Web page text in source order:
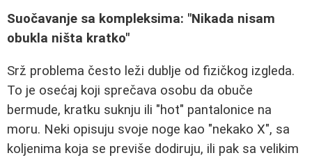
Suočavanje sa kompleksima: "Nikada nisam
obukla ništa kratko"
Srž problema često leži dublje od fizičkog izgleda.
To je osećaj koji sprečava osobu da obuče
bermude, kratku suknju ili "hot" pantalonice na
moru. Neki opisuju svoje noge kao "nekako X", sa
koljenima koja se previše dodiruju, ili pak sa velikim